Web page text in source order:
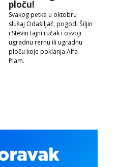
ploču!
Svakog petka u oktobru
slušaj Odašiljač, pogodi Šiljin
i Stevin tajni ručak i osvoji
ugradnu rernu ili ugradnu
ploču koje poklanja Alfa
Plam.